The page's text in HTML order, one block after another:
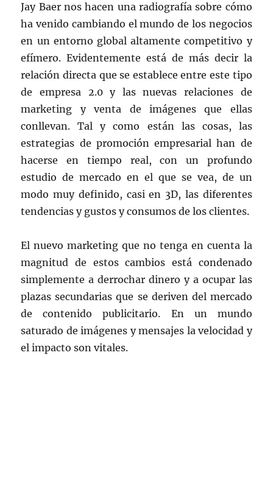
Jay Baer nos hacen una radiografía sobre cómo
ha venido cambiando el mundo de los negocios
en un entorno global altamente competitivo y
efímero. Evidentemente está de más decir la
relación directa que se establece entre este tipo
de empresa 2.0 y las nuevas relaciones de
marketing y venta de imágenes que ellas
conllevan. Tal y como están las cosas, las
estrategias de promoción empresarial han de
hacerse en tiempo real, con un profundo
estudio de mercado en el que se vea, de un
modo muy definido, casi en 3D, las diferentes
tendencias y gustos y consumos de los clientes.
El nuevo marketing que no tenga en cuenta la
magnitud de estos cambios está condenado
simplemente a derrochar dinero y a ocupar las
plazas secundarias que se deriven del mercado
de contenido publicitario. En un mundo
saturado de imágenes y mensajes la velocidad y
el impacto son vitales.